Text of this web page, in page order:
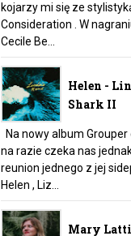
kojarzy mi się ze
Consideration . W
Cecile Be...
Helen -
Shark II
Na nowy album
na razie czeka nas
reunion jednego z jej
Helen , Liz...
Mary